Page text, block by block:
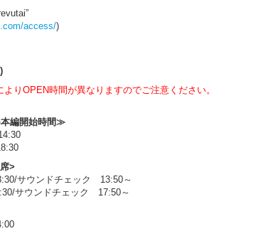
access/)
りOPEN時間が異なりますのでご注意ください。
編開始時間≫
>
サウンドチェック 13:50～
サウンドチェック 17:50～